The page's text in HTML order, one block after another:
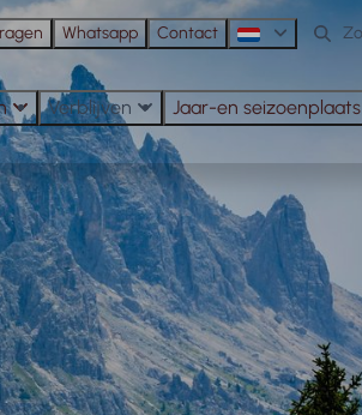
Whatsapp Contact
Verblijven Jaar-en seizoenplaats